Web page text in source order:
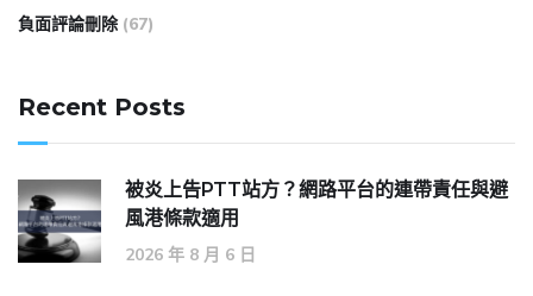
負面評論刪除 (67)
Recent Posts
被炎上告PTT站方？網路平台的連帶責任與避
風港條款適用
2026 年 8 月 6 日